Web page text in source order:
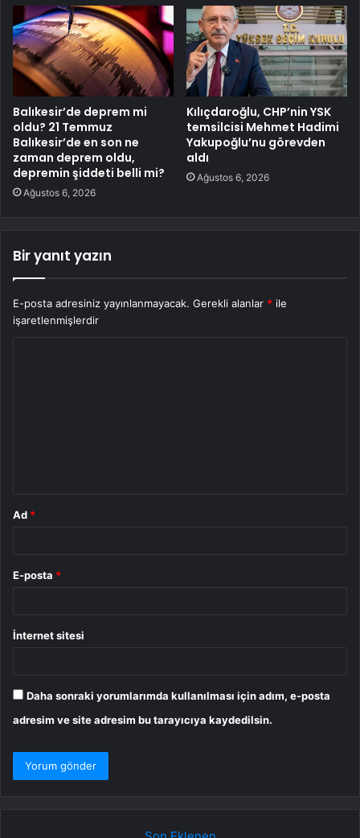
Balıkesir’de deprem mi
oldu? 21 Temmuz
Balıkesir’de en son ne
zaman deprem oldu,
depremin şiddeti belli mi?
Ağustos 6, 2026
Kılıçdaroğlu, CHP’nin YSK
temsilcisi Mehmet Hadimi
Yakupoğlu’nu görevden
aldı
Ağustos 6, 2026
Bir yanıt yazın
E-posta adresiniz yayınlanmayacak. Gerekli alanlar * ile
işaretlenmişlerdir
Ad *
E-posta *
İnternet sitesi
Daha sonraki yorumlarımda kullanılması için adım, e-posta
adresim ve site adresim bu tarayıcıya kaydedilsin.